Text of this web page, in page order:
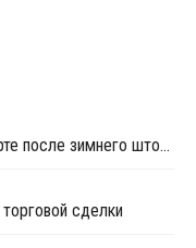
Total перезапустил завод ПП в Ла-Порте после зимнего шторма
сделки